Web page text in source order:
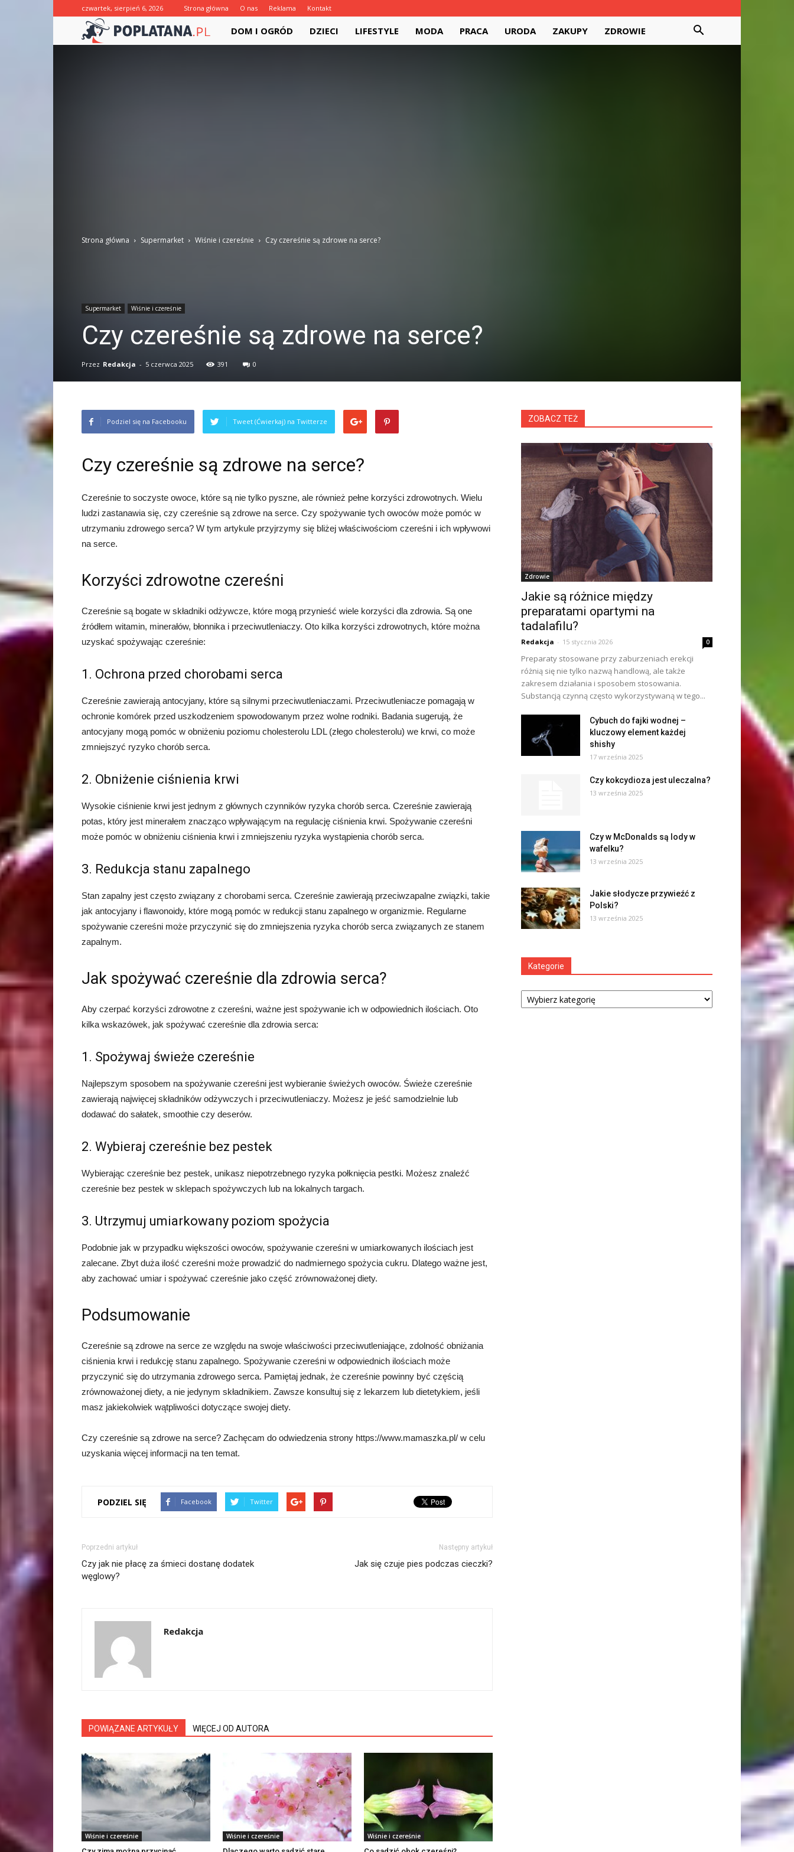
czwartek, sierpień 6, 2026 Strona główna O nas Reklama Kontakt
Poplatana.pl
DOM I OGRÓD DZIECI LIFESTYLE MODA PRACA URODA ZAKUPY ZDROWIE
Strona główna Supermarket Wiśnie i czereśnie Czy czereśnie są zdrowe na serce?
Supermarket Wiśnie i czereśnie
Czy czereśnie są zdrowe na serce?
Przez Redakcja - 5 czerwca 2025 391 0
Podziel się na Facebooku Tweet (Ćwierkaj) na Twitterze
Czy czereśnie są zdrowe na serce?
Czereśnie to soczyste owoce, które są nie tylko pyszne, ale również pełne korzyści zdrowotnych. Wielu
ludzi zastanawia się, czy czereśnie są zdrowe na serce. Czy spożywanie tych owoców może pomóc w
utrzymaniu zdrowego serca? W tym artykule przyjrzymy się bliżej właściwościom czereśni i ich wpływowi
na serce.
Korzyści zdrowotne czereśni
Czereśnie są bogate w składniki odżywcze, które mogą przynieść wiele korzyści dla zdrowia. Są one
źródłem witamin, minerałów, błonnika i przeciwutleniaczy. Oto kilka korzyści zdrowotnych, które można
uzyskać spożywając czereśnie:
1. Ochrona przed chorobami serca
Czereśnie zawierają antocyjany, które są silnymi przeciwutleniaczami. Przeciwutleniacze pomagają w
ochronie komórek przed uszkodzeniem spowodowanym przez wolne rodniki. Badania sugerują, że
antocyjany mogą pomóc w obniżeniu poziomu cholesterolu LDL (złego cholesterolu) we krwi, co może
zmniejszyć ryzyko chorób serca.
2. Obniżenie ciśnienia krwi
Wysokie ciśnienie krwi jest jednym z głównych czynników ryzyka chorób serca. Czereśnie zawierają
potas, który jest minerałem znacząco wpływającym na regulację ciśnienia krwi. Spożywanie czereśni
może pomóc w obniżeniu ciśnienia krwi i zmniejszeniu ryzyka wystąpienia chorób serca.
3. Redukcja stanu zapalnego
Stan zapalny jest często związany z chorobami serca. Czereśnie zawierają przeciwzapalne związki, takie
jak antocyjany i flawonoidy, które mogą pomóc w redukcji stanu zapalnego w organizmie. Regularne
spożywanie czereśni może przyczynić się do zmniejszenia ryzyka chorób serca związanych ze stanem
zapalnym.
Jak spożywać czereśnie dla zdrowia serca?
Aby czerpać korzyści zdrowotne z czereśni, ważne jest spożywanie ich w odpowiednich ilościach. Oto
kilka wskazówek, jak spożywać czereśnie dla zdrowia serca:
1. Spożywaj świeże czereśnie
Najlepszym sposobem na spożywanie czereśni jest wybieranie świeżych owoców. Świeże czereśnie
zawierają najwięcej składników odżywczych i przeciwutleniaczy. Możesz je jeść samodzielnie lub
dodawać do sałatek, smoothie czy deserów.
2. Wybieraj czereśnie bez pestek
Wybierając czereśnie bez pestek, unikasz niepotrzebnego ryzyka połknięcia pestki. Możesz znaleźć
czereśnie bez pestek w sklepach spożywczych lub na lokalnych targach.
3. Utrzymuj umiarkowany poziom spożycia
Podobnie jak w przypadku większości owoców, spożywanie czereśni w umiarkowanych ilościach jest
zalecane. Zbyt duża ilość czereśni może prowadzić do nadmiernego spożycia cukru. Dlatego ważne jest,
aby zachować umiar i spożywać czereśnie jako część zrównoważonej diety.
Podsumowanie
Czereśnie są zdrowe na serce ze względu na swoje właściwości przeciwutleniające, zdolność obniżania
ciśnienia krwi i redukcję stanu zapalnego. Spożywanie czereśni w odpowiednich ilościach może
przyczynić się do utrzymania zdrowego serca. Pamiętaj jednak, że czereśnie powinny być częścią
zrównoważonej diety, a nie jedynym składnikiem. Zawsze konsultuj się z lekarzem lub dietetykiem, jeśli
masz jakiekolwiek wątpliwości dotyczące swojej diety.
Czy czereśnie są zdrowe na serce? Zachęcam do odwiedzenia strony https://www.mamaszka.pl/ w celu
uzyskania więcej informacji na ten temat.
PODZIEL SIĘ Facebook Twitter
Poprzedni artykuł
Czy jak nie płacę za śmieci dostanę dodatek
węglowy?
Następny artykuł
Jak się czuje pies podczas cieczki?
Redakcja
POWIĄZANE ARTYKUŁY WIĘCEJ OD AUTORA
Wiśnie i czereśnie Wiśnie i czereśnie Wiśnie i czereśnie
ZOBACZ TEŻ
Zdrowie
Jakie są różnice między
preparatami opartymi na
tadalafilu?
Redakcja - 15 stycznia 2026 0
Preparaty stosowane przy zaburzeniach erekcji
różnią się nie tylko nazwą handlową, ale także
zakresem działania i sposobem stosowania.
Substancją czynną często wykorzystywaną w tego...
Cybuch do fajki wodnej –
kluczowy element każdej
shishy
17 września 2025
Czy kokcydioza jest uleczalna?
13 września 2025
Czy w McDonalds są lody w
wafelku?
13 września 2025
Jakie słodycze przywieźć z
Polski?
13 września 2025
Kategorie
Kategorie